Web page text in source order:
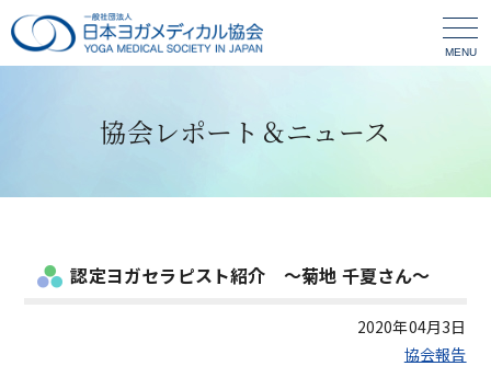
MENU
協会レポート＆ニュース
認定ヨガセラピスト紹介 ～菊地 千夏さん～
2020年04月3日
協会報告